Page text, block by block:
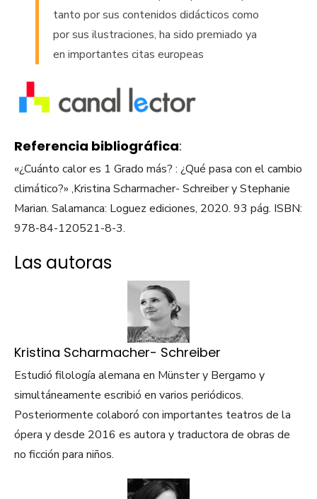
tanto por sus contenidos didácticos como
por sus ilustraciones, ha sido premiado ya
en importantes citas europeas
Referencia bibliográfica:
«¿Cuánto calor es 1 Grado más? : ¿Qué pasa con el cambio
climático?» ,Kristina Scharmacher- Schreiber y Stephanie
Marian. Salamanca: Loguez ediciones, 2020. 93 pág. ISBN:
978-84-120521-8-3.
Las autoras
Kristina Scharmacher- Schreiber
Estudió filología alemana en Münster y Bergamo y
simultáneamente escribió en varios periódicos.
Posteriormente colaboró con importantes teatros de la
ópera y desde 2016 es autora y traductora de obras de
no ficción para niños.